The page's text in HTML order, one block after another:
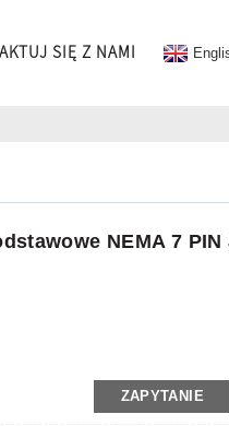
SIĘ Z NAMI
NEMA 7 PIN
ZAPYTANIE